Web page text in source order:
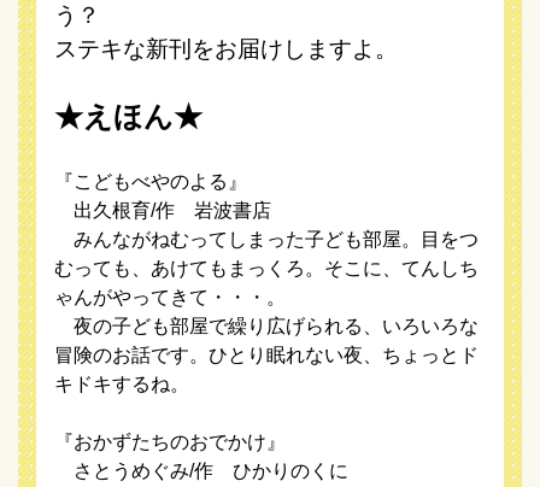
う？
ステキな新刊をお届けしますよ。
★えほん★
『こどもべやのよる』
出久根育/作 岩波書店
みんながねむってしまった子ども部屋。目をつ
むっても、あけてもまっくろ。そこに、てんしち
ゃんがやってきて・・・。
夜の子ども部屋で繰り広げられる、いろいろな
冒険のお話です。ひとり眠れない夜、ちょっとド
キドキするね。
『おかずたちのおでかけ』
さとうめぐみ/作 ひかりのくに